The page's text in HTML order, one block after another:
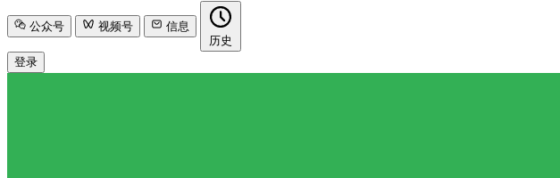
公众号 视频号
信息
历史
登录